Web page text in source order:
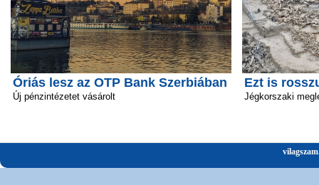
Óriás lesz az OTP Bank Szerbiában
Új pénzintézetet vásárolt
Ezt is
Jégkorszaki